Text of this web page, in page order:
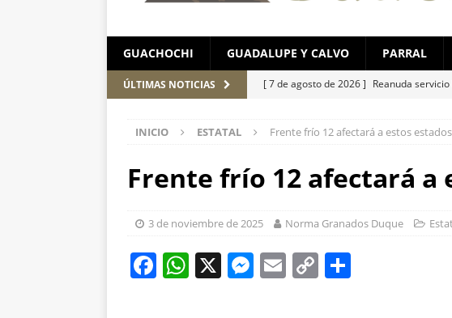
GUACHOCHI GUADALUPE Y CALVO PARRAL
ÚLTIMAS NOTICIAS [ 7 de agosto de 2026 ] Reanuda
[ 7 de agosto de 2026 ] Román Torres
Leagues Cup
ESTATAL
León
ESTATAL
INICIO ESTATAL Frente frío 12 afectará a estos estados
Frente frío 12 afectará a
3 de noviembre de 2025 Norma Granados Duque
F W X M E C